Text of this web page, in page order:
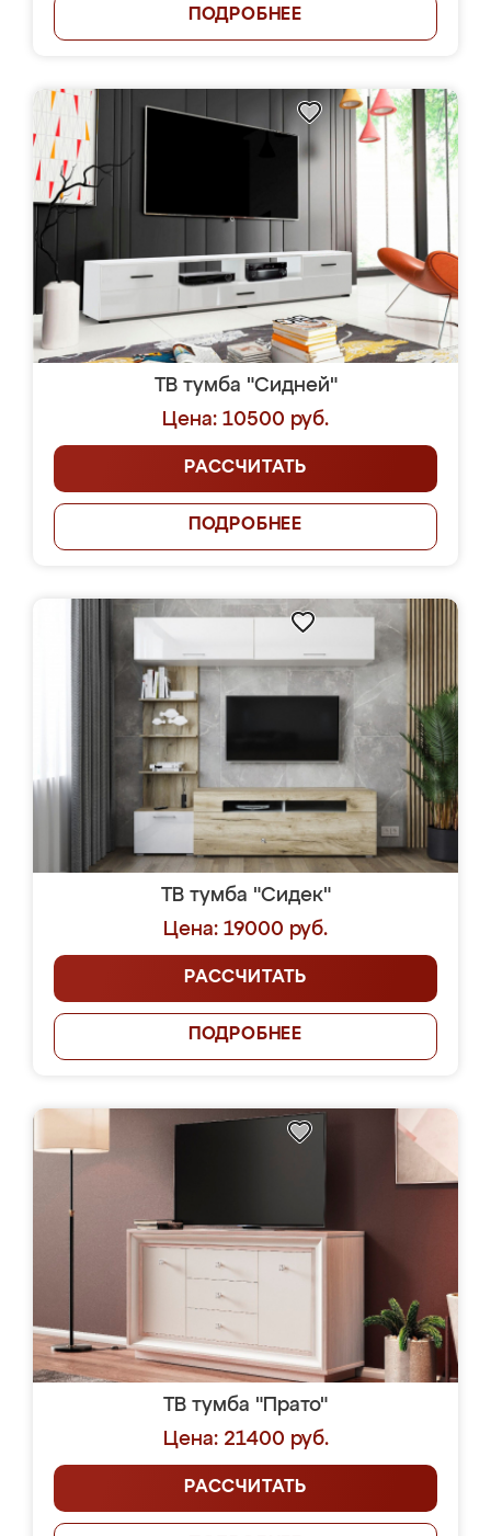
ПОДРОБНЕЕ
ТВ тумба "Сидней"
Цена: 10500 руб.
РАССЧИТАТЬ
ПОДРОБНЕЕ
ТВ тумба "Сидек"
Цена: 19000 руб.
РАССЧИТАТЬ
ПОДРОБНЕЕ
ТВ тумба "Прато"
Цена: 21400 руб.
РАССЧИТАТЬ